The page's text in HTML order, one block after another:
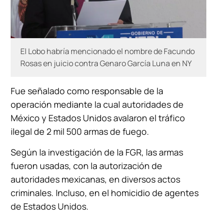
El Lobo habría mencionado el nombre de Facundo
Rosas en juicio contra Genaro García Luna en NY
Fue señalado como responsable de la
operación mediante la cual autoridades de
México y Estados Unidos avalaron el tráfico
ilegal de 2 mil 500 armas de fuego.
Según la investigación de la FGR, las armas
fueron usadas, con la autorización de
autoridades mexicanas, en diversos actos
criminales. Incluso, en el homicidio de agentes
de Estados Unidos.